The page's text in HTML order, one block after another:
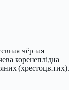
чёрная
коренеплідна
(хрестоцвітих).